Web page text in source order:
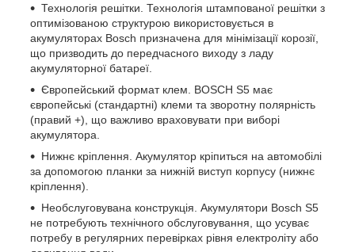
Технологія решітки. Технологія штампованої решітки з
оптимізованою структурою використовується в
акумуляторах Bosch призначена для мінімізації корозії,
що призводить до передчасного виходу з ладу
акумуляторної батареї.
Європейський формат клем. BOSCH S5 має
європейські (стандартні) клеми та зворотну полярність
(правий +), що важливо враховувати при виборі
акумулятора.
Нижнє кріплення. Акумулятор кріпиться на автомобілі
за допомогою планки за нижній виступ корпусу (нижнє
кріплення).
Необслуговувана конструкція. Акумулятори Bosch S5
не потребують технічного обслуговування, що усуває
потребу в регулярних перевірках рівня електроліту або